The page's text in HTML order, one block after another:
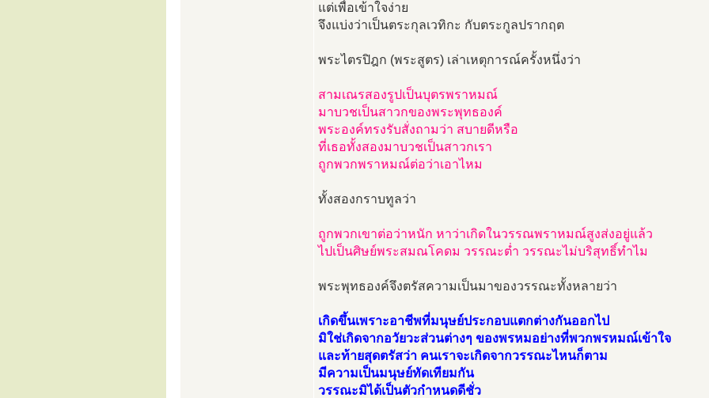
แต่เพื่อเข้าใจง่าย
จึงแบ่งว่าเป็นตระกุลเวทิกะ กับตระกูลปรากฤต
พระไตรปิฎก (พระสูตร) เล่าเหตุการณ์ครั้งหนึ่งว่า
สามเณรสองรูปเป็นบุตรพราหมณ์
มาบวชเป็นสาวกของพระพุทธองค์
พระองค์ทรงรับสั่งถามว่า สบายดีหรือ
ที่เธอทั้งสองมาบวชเป็นสาวกเรา
ถูกพวกพราหมณ์ต่อว่าเอาไหม
ทั้งสองกราบทูลว่า
ถูกพวกเขาต่อว่าหนัก หาว่าเกิดในวรรณพราหมณ์สูงส่งอยู่แล้ว
ไปเป็นศิษย์พระสมณโคดม วรรณะต่ำ วรรณะไม่บริสุทธิ์ทำไม
พระพุทธองค์จึงตรัสความเป็นมาของวรรณะทั้งหลายว่า
เกิดขึ้นเพราะอาชีพที่มนุษย์ประกอบแตกต่างกันออกไป
มิใช่เกิดจากอวัยวะส่วนต่างๆ ของพรหมอย่างที่พวกพรหมณ์เข้าใจ
และท้ายสุดตรัสว่า คนเราจะเกิดจากวรรณะไหนก็ตาม
มีความเป็นมนุษย์ทัดเทียมกัน
วรรณะมิได้เป็นตัวกำหนดดีชั่ว